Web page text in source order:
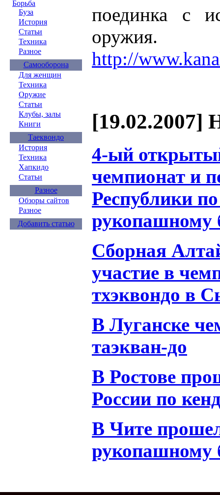
Борьба
Буза
История
Статьи
Техника
Разное
Самооборона
Для женщин
Техника
Оружие
Статьи
Клубы, залы
Книги
Таеквондо
История
Техника
Хапкидо
Статьи
Разное
Обзоры сайтов
Разное
Добавить статью
поединка с
оружия.
http://
[19.02.2007]
4-ый
чемпионат и
Республики
рукопашному
Сборная
участие в
тхэквондо в
В Луганске
таэкван-до
В Ростове
России по
В Чите
рукопашному